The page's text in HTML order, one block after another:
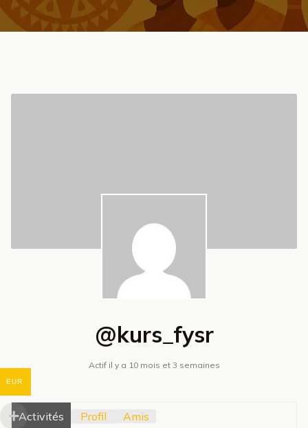
@kurs_fysr
Actif il y a 10 mois et 3 semaines
Activités Profil Amis
EUR